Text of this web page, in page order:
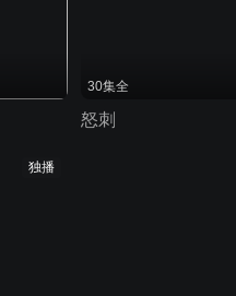
30集全
怒刺
独播